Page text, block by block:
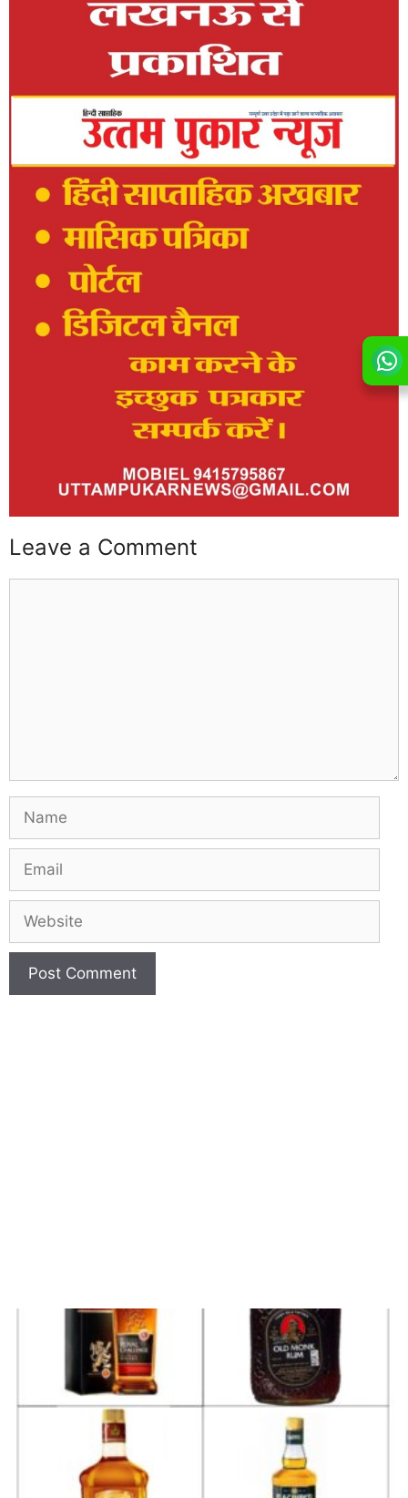
Leave a Comment